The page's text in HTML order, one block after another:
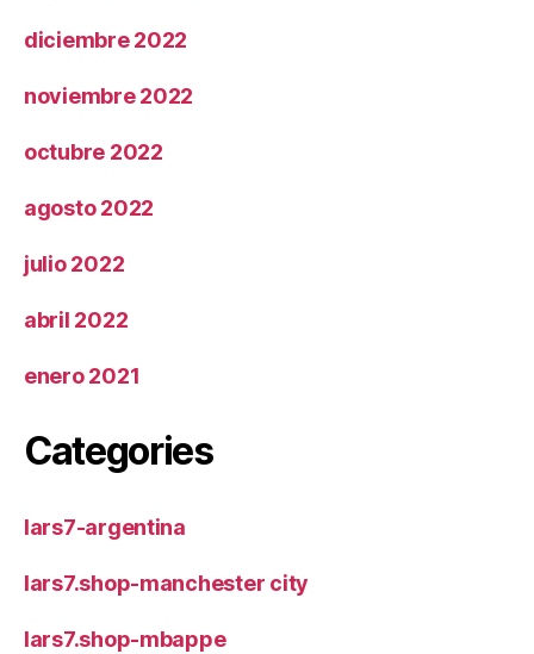
diciembre 2022
noviembre 2022
octubre 2022
agosto 2022
julio 2022
abril 2022
enero 2021
Categories
lars7-argentina
lars7.shop-manchester city
lars7.shop-mbappe